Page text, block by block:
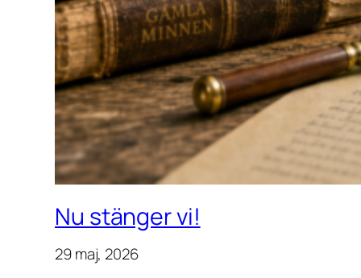
Nu stänger vi!
29 maj, 2026